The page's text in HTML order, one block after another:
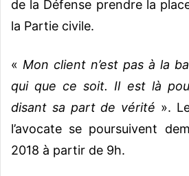
de la Défense prendre la
la Partie civile.
« Mon client n’est pas à la
qui que ce soit. Il est là
disant sa part de vérité ».
l’avocate se poursuivent
2018 à partir de 9h.